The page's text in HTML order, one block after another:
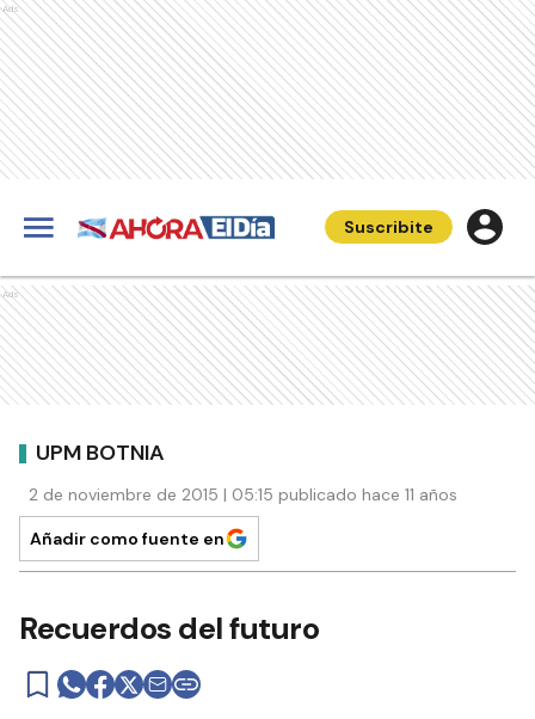
Ads
Suscribite
Ads
UPM BOTNIA
2 de noviembre de 2015 | 05:15 publicado hace 11 años
Añadir como fuente en
Recuerdos del futuro